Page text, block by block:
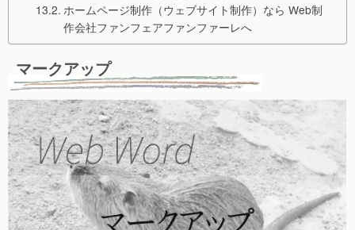
ホームページ制作（ウェブサイト制作）なら Web制
作会社ファンフェアファンファーレへ
マークアップ